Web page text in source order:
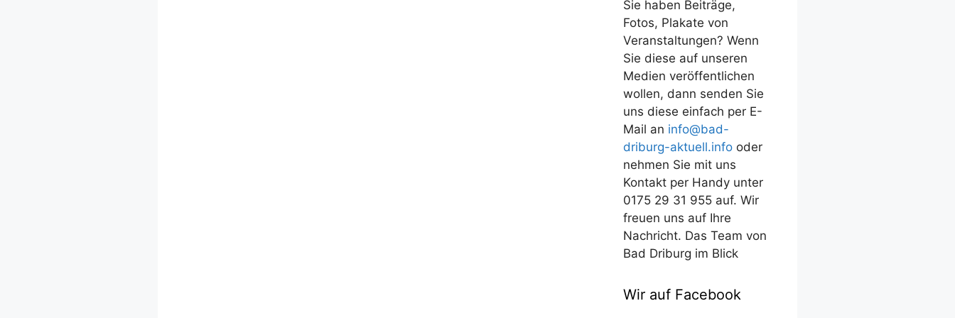
Sie haben Beiträge,
Fotos, Plakate von
Veranstaltungen? Wenn
Sie diese auf unseren
Medien veröffentlichen
wollen, dann senden Sie
uns diese einfach per E-
Mail an info@bad-
driburg-aktuell.info oder
nehmen Sie mit uns
Kontakt per Handy unter
0175 29 31 955 auf. Wir
freuen uns auf Ihre
Nachricht. Das Team von
Bad Driburg im Blick
Wir auf Facebook